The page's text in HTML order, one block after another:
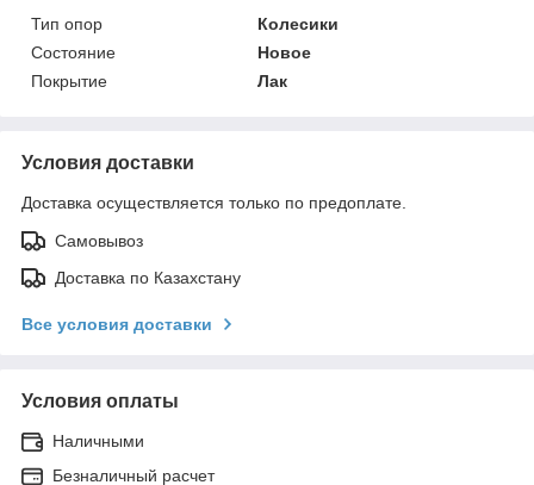
Тип опор
Колесики
Состояние
Новое
Покрытие
Лак
Условия доставки
Доставка осуществляется только по предоплате.
Самовывоз
Доставка по Казахстану
Все условия доставки
Условия оплаты
Наличными
Безналичный расчет